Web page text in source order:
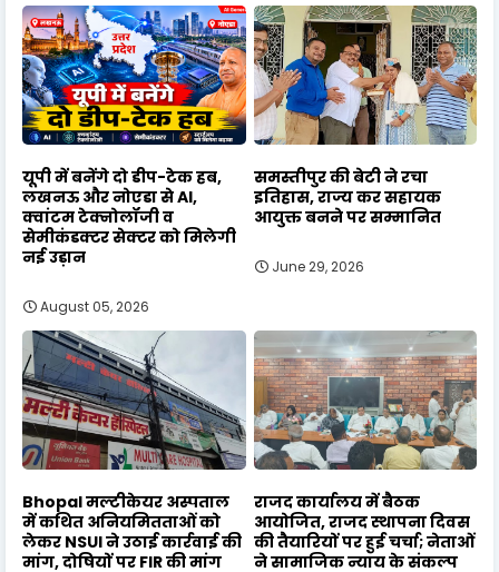
यूपी में बनेंगे दो डीप-टेक हब,
लखनऊ और नोएडा से AI,
क्वांटम टेक्नोलॉजी व
सेमीकंडक्टर सेक्टर को मिलेगी
नई उड़ान
August 05, 2026
समस्तीपुर की बेटी ने रचा
इतिहास, राज्य कर सहायक
आयुक्त बनने पर सम्मानित
June 29, 2026
Bhopal मल्टीकेयर अस्पताल
में कथित अनियमितताओं को
लेकर NSUI ने उठाई कार्रवाई की
मांग, दोषियों पर FIR की मांग
राजद कार्यालय में बैठक
आयोजित, राजद स्थापना दिवस
की तैयारियों पर हुई चर्चा; नेताओं
ने सामाजिक न्याय के संकल्प